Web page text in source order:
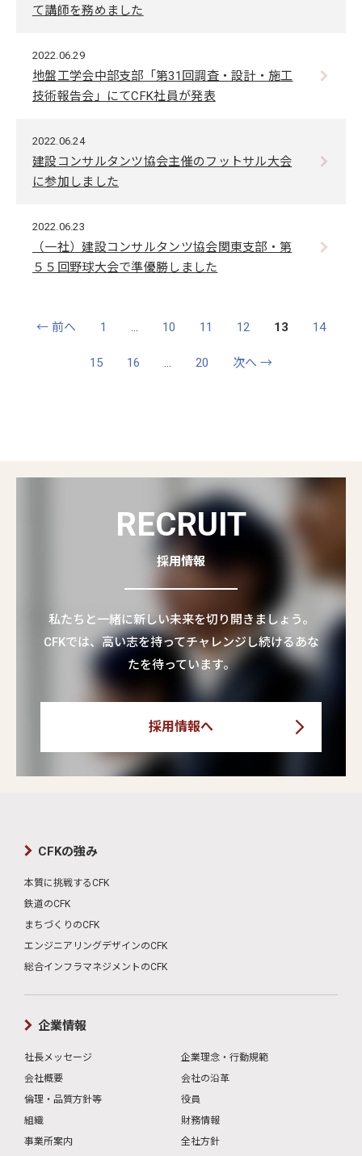
て講師を務めました
2022.06.29
地盤工学会中部支部「第31回調査・設計・施工
技術報告会」にてCFK社員が発表
2022.06.24
建設コンサルタンツ協会主催のフットサル大会
に参加しました
2022.06.23
（一社）建設コンサルタンツ協会関東支部・第
５５回野球大会で準優勝しました
← 前へ 1 … 10 11 12 13 14
15 16 … 20 次へ →
RECRUIT
採用情報
私たちと一緒に新しい未来を切り開きましょう。
CFKでは、高い志を持ってチャレンジし続けるあな
たを待っています。
採用情報へ
CFKの強み
本質に挑戦するCFK
鉄道のCFK
まちづくりのCFK
エンジニアリングデザインのCFK
総合インフラマネジメントのCFK
企業情報
社長メッセージ
企業理念・行動規範
会社概要
会社の沿革
倫理・品質方針等
役員
組織
財務情報
事業所案内
全社方針